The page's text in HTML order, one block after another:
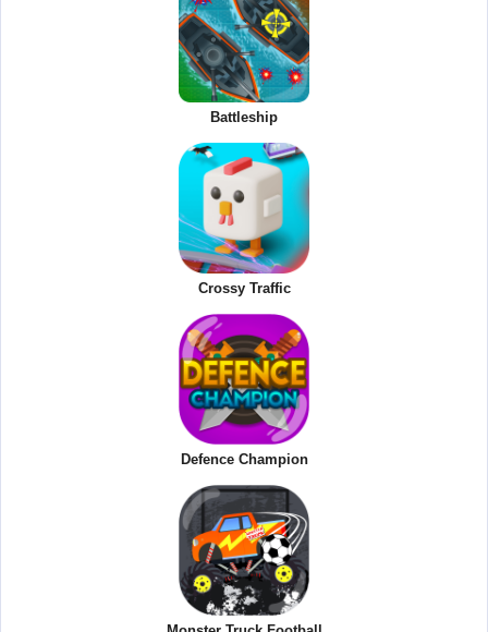
Battleship
Crossy Traffic
Defence Champion